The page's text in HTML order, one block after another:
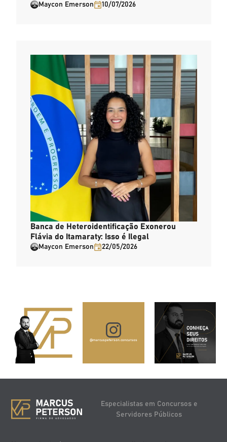
Maycon Emerson 10/07/2026
Banca de Heteroidentificação Exonerou
Flávia do Itamaraty: Isso é Ilegal
Maycon Emerson 22/05/2026
@marcuspeterson.concursos
Especialistas em Concursos e
Servidores Públicos